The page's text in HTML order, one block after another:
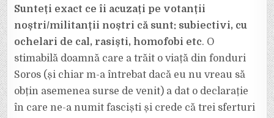
Sunteți exact ce îi acuzați pe votanții
noștri/militanții noștri că sunt: subiectivi, cu
ochelari de cal, rasiști, homofobi etc. O
stimabilă doamnă care a trăit o viață din fonduri
Soros (și chiar m-a întrebat dacă eu nu vreau să
obțin asemenea surse de venit) a dat o declarație
în care ne-a numit fasciști și crede că trei sferturi